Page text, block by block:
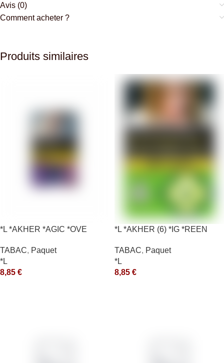
Avis (0)
Comment acheter ?
Produits similaires
*L *AKHER *AGIC *OVE
TABAC, Paquet
*L
8,85 €
*L *AKHER (6) *IG *REEN
TABAC, Paquet
*L
8,85 €